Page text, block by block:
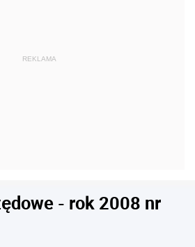
- rok 2008 nr